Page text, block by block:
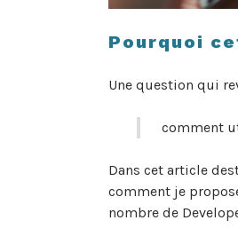
Pourquoi
Une question qui
comment
Dans cet article
comment je
nombre de